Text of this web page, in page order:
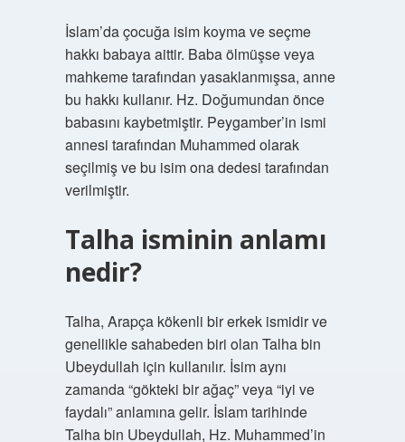
İslam’da çocuğa isim koyma ve seçme
hakkı babaya aittir. Baba ölmüşse veya
mahkeme tarafından yasaklanmışsa, anne
bu hakkı kullanır. Hz. Doğumundan önce
babasını kaybetmiştir. Peygamber’in ismi
annesi tarafından Muhammed olarak
seçilmiş ve bu isim ona dedesi tarafından
verilmiştir.
Talha isminin anlamı
nedir?
Talha, Arapça kökenli bir erkek ismidir ve
genellikle sahabeden biri olan Talha bin
Ubeydullah için kullanılır. İsim aynı
zamanda “gökteki bir ağaç” veya “iyi ve
faydalı” anlamına gelir. İslam tarihinde
Talha bin Ubeydullah, Hz. Muhammed’in